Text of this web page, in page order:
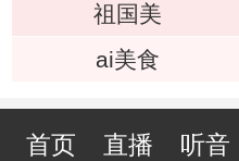
祖国美
ai美食
首页 直播 听音